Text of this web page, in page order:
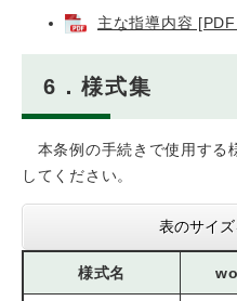
主な指導内容
6．様式集
本条例の手続きで使用する
してください。
表のサイ
様式名